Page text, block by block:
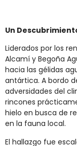
Un
Liderados por los
Alcamí y Begoña
hacia las gélidas
antártica. A bordo
adversidades del
rincones
hielo en busca de
en la fauna local.
El hallazgo fue